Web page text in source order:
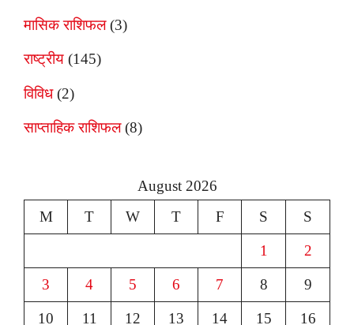
मासिक राशिफल(3)
राष्ट्रीय (145)
विविध(2)
साप्ताहिक राशिफल(8)
August 2026
M
T W T F S S
1 2
3 4 5 6 7 8 9
10 11 12 13 14 15 16